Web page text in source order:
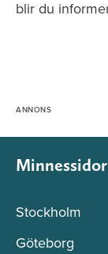
blir du
Minnessidor
Stockholm
Göteborg